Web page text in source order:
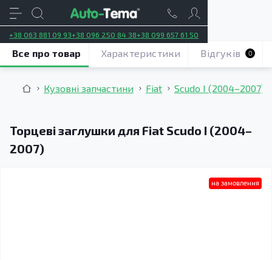
+38 063 881 09 93+38 096 250 84 38+38 099 657 61 50
Кузовні запчастини Fiat Scudo I (2004–2007)
Торцеві заглушки для Fiat Scudo I (2004–
2007)
Все про товар Характеристики Відгуків 0
на замовлення